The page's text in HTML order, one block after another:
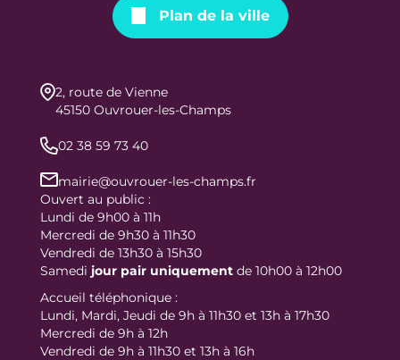
Plan de la ville
2, route de Vienne
45150 Ouvrouer-les-Champs
02 38 59 73 40
mairie@ouvrouer-les-champs.fr
Ouvert au public :
Lundi de 9h00 à 11h
Mercredi de 9h30 à 11h30
Vendredi de 13h30 à 15h30
Samedi jour pair uniquement de 10h00 à 12h00
Accueil téléphonique :
Lundi, Mardi, Jeudi de 9h à 11h30 et 13h à 17h30
Mercredi de 9h à 12h
Vendredi de 9h à 11h30 et 13h à 16h